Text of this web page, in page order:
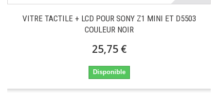
VITRE TACTILE + LCD POUR SONY Z1 MINI ET D5503
COULEUR NOIR
25,75 €
Disponible